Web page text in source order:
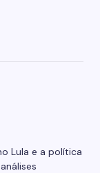
Lula e a política